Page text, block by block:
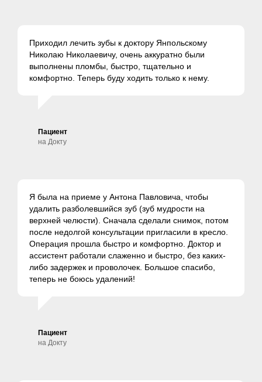
Приходил лечить зубы к доктору Янпольскому
Николаю Николаевичу, очень аккуратно были
выполнены пломбы, быстро, тщательно и
комфортно. Теперь буду ходить только к нему.
Пациент
на Докту
Я была на приеме у Антона Павловича, чтобы
удалить разболевшийся зуб (зуб мудрости на
верхней челюсти). Сначала сделали снимок, потом
после недолгой консультации пригласили в кресло.
Операция прошла быстро и комфортно. Доктор и
ассистент работали слаженно и быстро, без каких-
либо задержек и проволочек. Большое спасибо,
теперь не боюсь удалений!
Пациент
на Докту